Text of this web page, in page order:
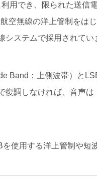
用でき、限られた送信
空無線の洋上管制をは
システムで採用されてい
Band：上側波帯）と
復調しなければ、音声
使用する洋上管制や短